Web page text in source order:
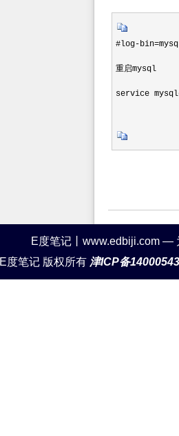
#log-
重启mysql
service
E度笔记丨www.edbiji.com
E度笔记 版权所有 津ICP备